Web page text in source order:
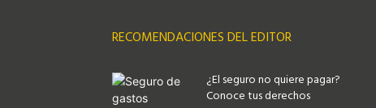
RECOMENDACIONES DEL EDITOR
¿El seguro no quiere pagar?
Conoce tus derechos